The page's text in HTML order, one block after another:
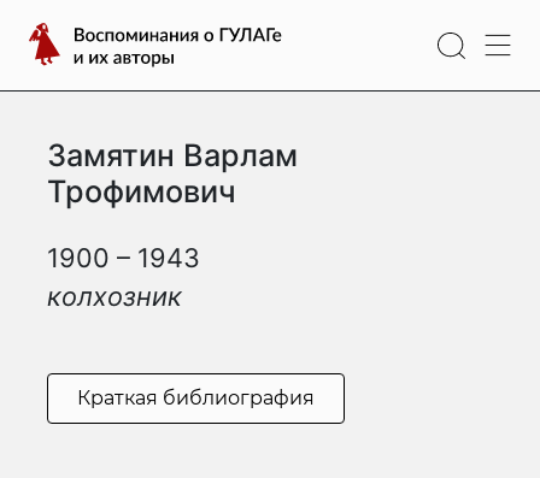
содержимому
Воспоминания
о
ГУЛАГе
их
авторы
Замятин Варлам
Трофимович
1900 – 1943
колхозник
Краткая библиография